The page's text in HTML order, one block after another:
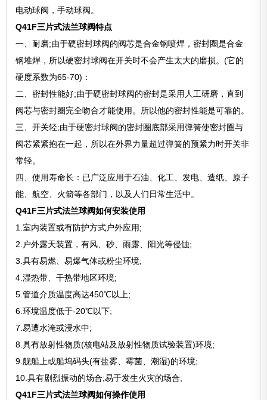
电动球阀，手动球阀。
Q41F三片式法兰球阀特点
一、耐磨;由于硬密封球阀的阀芯是合金钢喷焊，密封圈是合金
钢堆焊，所以硬密封球阀在开关时不会产生太大的磨损。(它的
硬度系数为65-70)：
二、密封性能好;由于硬密封球阀的密封是采用人工研磨，直到
阀芯与密封圈完全吻合才能使用。所以他的密封性能是可靠的。
三、开关轻;由于硬密封球阀的密封圈底部采用弹簧使密封圈与
阀芯紧紧抱在一起，所以在外界力量超过弹簧的预紧力时开关非
常轻。
四、使用寿命长：已广泛应用于石油、化工、发电、造纸、原子
能、航空、火箭等各部门，以及人们日常生活中。
Q41F三片式法兰球阀如何安装使用
1.室内装置或有防护方式户外应用;
2.户外露天装置，有风、砂、雨露、阳光等侵蚀;
3.具有易燃、易爆气体或粉尘环境;
4.湿热带、干热带地区环境;
5.管道介质温度高达450℃以上;
6.环境温度低于-20℃以下;
7.易遭水淹或浸水中;
8.具有放射性物质(核电站及放射性物质试验装置)环境;
9.舰船上或船坞码头(有盐雾、霉菌、潮湿)的环境;
10.具有剧烈振动的场合;易于发生火灾的场合;
Q41F三片式法兰球阀如何操作使用